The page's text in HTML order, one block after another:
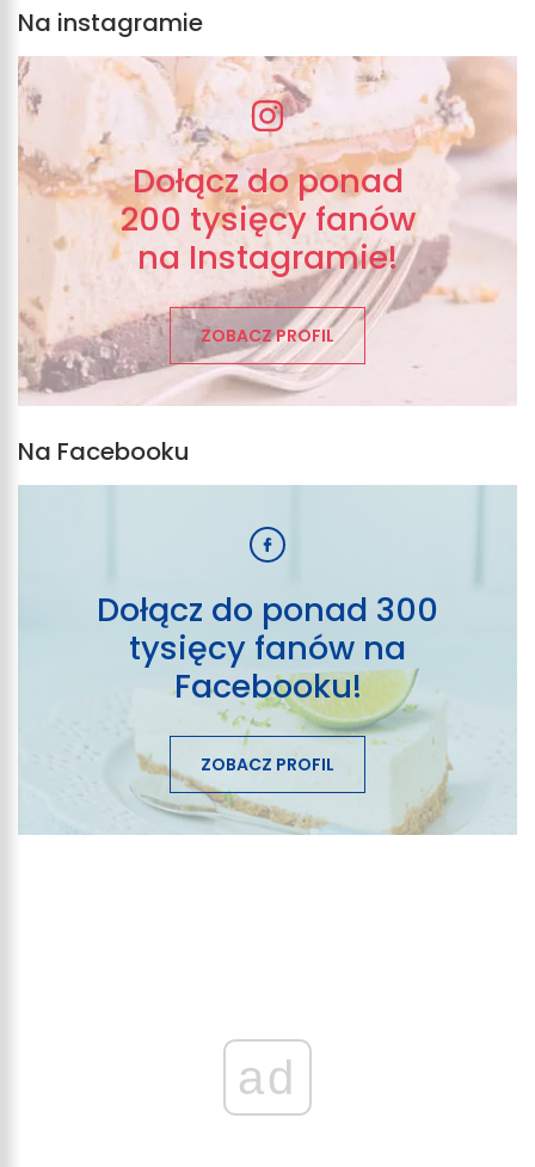
Na instagramie
Dołącz do ponad
200 tysięcy fanów
na Instagramie!
ZOBACZ PROFIL
Na Facebooku
Dołącz do ponad 300
tysięcy fanów na
Facebooku!
ZOBACZ PROFIL
ad